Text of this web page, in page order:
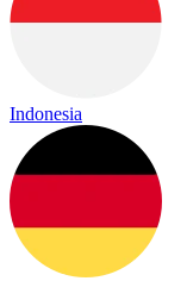
Indonesia